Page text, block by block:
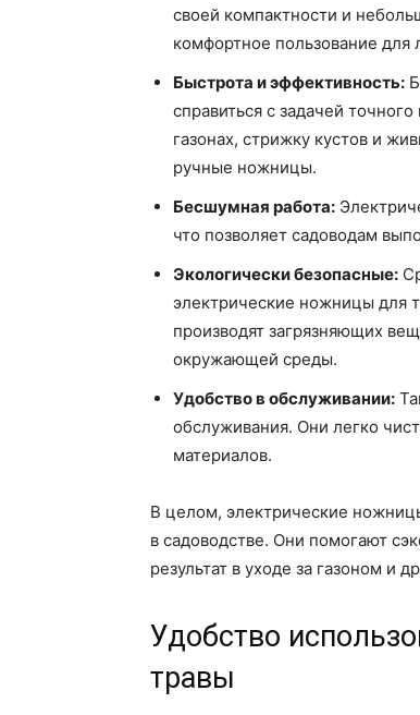
своей компактности и
комфортное пользование для
Быстрота и эффективность:
справиться с задачей
газонах, стрижку кустов и
ручные ножницы.
Бесшумная работа:
что позволяет садоводам
Экологически безопасные:
электрические ножницы для
производят загрязняющих
окружающей среды.
Удобство в обслуживании:
обслуживания. Они легко
материалов.
В целом, электрические
в садоводстве. Они помогают
результат в уходе за газоном и
Удобство
травы